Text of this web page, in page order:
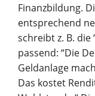
Finanzbildung.
entsprechend
schreibt z. B. die
passend: “Die
Geldanlage
Das kostet